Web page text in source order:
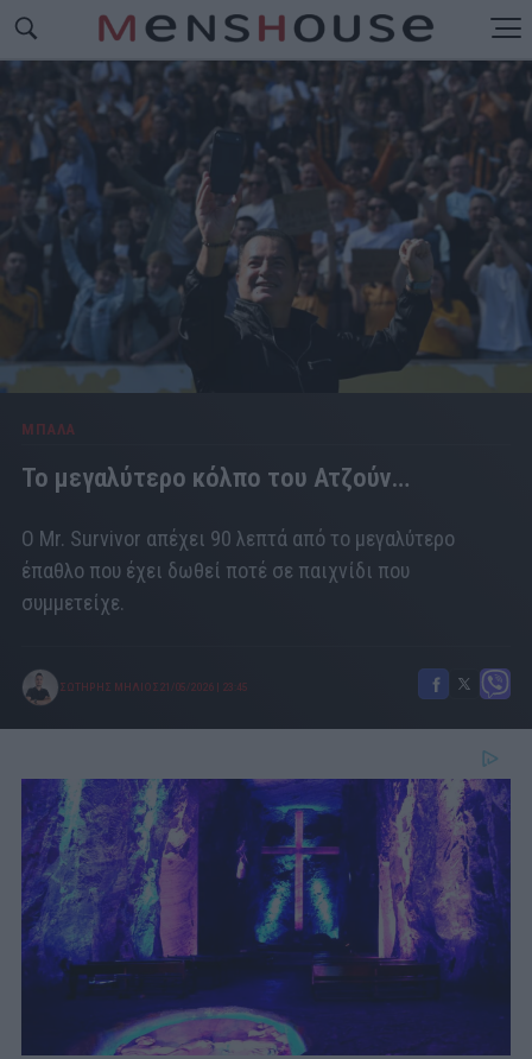
ΜΠΑΛΑ
Το μεγαλύτερο κόλπο του Ατζούν…
Ο Mr. Survivor απέχει 90 λεπτά από το μεγαλύτερο
έπαθλο που έχει δωθεί ποτέ σε παιχνίδι που
συμμετείχε.
ΣΩΤΗΡΗΣ ΜΗΛΙΟΣ 21/05/2026 23:45